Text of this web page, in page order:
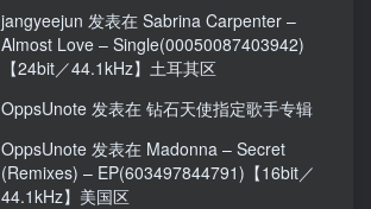
jangyeejun 发表在 Sabrina Carpenter –
Almost Love – Single(00050087403942)
【24bit／44.1kHz】土耳其区
OppsUnote 发表在 钻石天使指定歌手专辑
OppsUnote 发表在 Madonna – Secret
(Remixes) – EP(603497844791)【16bit／
44.1kHz】美国区